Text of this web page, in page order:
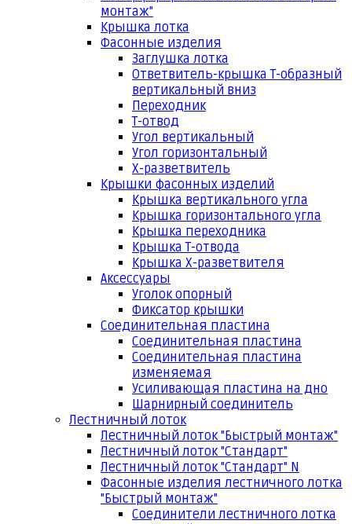
монтаж"
Крышка лотка
Фасонные изделия
Заглушка лотка
Ответвитель-крышка Т-образный
вертикальный вниз
Переходник
Т-отвод
Угол вертикальный
Угол горизонтальный
Х-разветвитель
Крышки фасонных изделий
Крышка вертикального угла
Крышка горизонтального угла
Крышка переходника
Крышка Т-отвода
Крышка Х-разветвителя
Аксессуары
Уголок опорный
Фиксатор крышки
Соединительная пластина
Соединительная пластина
Соединительная пластина
изменяемая
Усиливающая пластина на дно
Шарнирный соединитель
Лестничный лоток
Лестничный лоток "Быстрый монтаж"
Лестничный лоток "Стандарт"
Лестничный лоток "Стандарт" N
Фасонные изделия лестничного лотка
"Быстрый монтаж"
Соединители лестничного лотка